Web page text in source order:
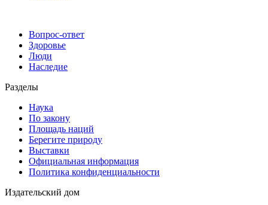
Вопрос-ответ
Здоровье
Люди
Наследие
Разделы
Наука
По закону
Площадь наций
Берегите природу
Выставки
Официальная информация
Политика конфиденциальности
Издательский дом